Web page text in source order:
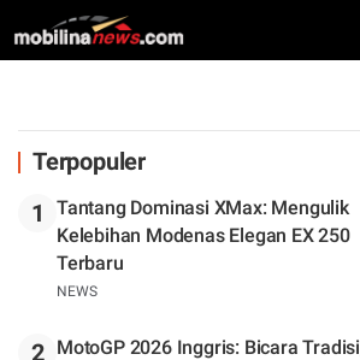
Klasemen
Terpopuler
1
Tantang Dominasi XMax: Mengulik
Kelebihan Modenas Elegan EX 250
Terbaru
NEWS
2
MotoGP 2026 Inggris: Bicara